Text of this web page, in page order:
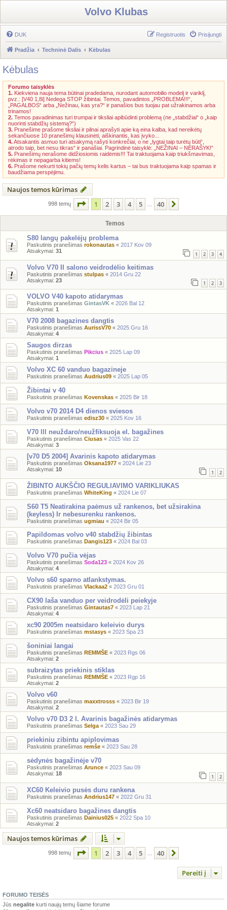
Volvo Klubas
DUK Prisijungti
Registruotis
Pradžia Techninė Dalis Kėbulas
Kėbulas
Forumo taisyklės
1. Kiekviena nauja tema būtinai pradedama, nurodant automobilio modelį ir variklį,
pvz.: [V40 1,8i] Nedega STOP žibintai. Temos, pavadintos „PROBLEMA!!!“,
„PAGALBOS“ arba „Nežinau, kas yra?“ ir panašios bus tuojau pat užrakinamos arba
trinamos!
2. Temos pavadinimas turi trumpai ir tiksliai apibūdinti problemą (ne „stabdžiai“ o „kaip
nuorinti stabdžių sistemą?“)
3. Pranešime prašome tiksliai ir pilnai aprašyti apie ką eina kalba, kad nereikėtų
sekančiuose 10 pranešimų klausinėti, aiškinantis, kas įvyko...
4.Atsakantis asmuo turi atsakymą rašyti konkrečiai, o ne „lygtai taip turėtų būti“,
atrodo taip, bet nesu tikras“ ir panašiai. Pagrindinė taisyklė: „NEŽINAI – NERAŠYK!“
5. Pranešimų nerašome didžiosiomis raidėmis!!! Tai traktuojama kaip triukšmavimas,
rėkimas ir nepagarba kitiems!
6. Prašome nekurti tokių pačių temų kelis kartus – tai bus traktuojama kaip spamas ir
baudžiama perspėjimu.
Naujos temos kūrimas
998 temų Puslapis 1iš 40
1 2 3 4 5 40
Temos
S80 langų pakelėjų problema
Paskutinis pranešimas rokonautas « 2017 Kov 09
Atsakymai: 31 1 2 3 4
Volvo V70 II salono veidrodėlio keitimas
Paskutinis pranešimas stulpas « 2014 Gru 22
Atsakymai: 23 1 2 3
VOLVO V40 kapoto atidarymas
Paskutinis pranešimas GintasVK « 2026 Bal 12
Atsakymai: 1
V70 2008 bagazines dangtis
Paskutinis pranešimas AurissV70 « 2025 Gru 16
Atsakymai: 4
Saugos dirzas
Paskutinis pranešimas Pikcius « 2025 Lap 09
Atsakymai: 1
Volvo XC 60 vanduo bagazineje
Paskutinis pranešimas Audrius09 « 2025 Lap 05
Žibintai v 40
Paskutinis pranešimas Kovenskas « 2025 Bir 18
Volvo v70 2014 D4 dienos sviesos
Paskutinis pranešimas edisz30 « 2025 Kov 16
V70 lll neuždaro/neužfiksuoja el. bagažines
Paskutinis pranešimas Ciusas « 2025 Vas 22
Atsakymai: 3
[v70 D5 2004] Avarinis kapoto atidarymas
Paskutinis pranešimas Oksana1977 « 2024 Lie 23
Atsakymai: 10 1 2
ŽIBINTO AUKŠČIO REGULIAVIMO VARIKLIUKAS
Paskutinis pranešimas WhiteKing « 2024 Lie 07
S60 T5 Neatirakina paėmus už rankenos, bet užsirakina
(keyless) Ir nebesurenku rankenos.
Paskutinis pranešimas ugmiau « 2024 Bir 05
Papildomas volvo v40 stabdžių žibintas
Paskutinis pranešimas Dangis123 « 2024 Bal 03
Volvo V70 pučia vėjas
Paskutinis pranešimas Soda123 « 2024 Kov 26
Atsakymai: 4
Volvo s60 sparno atlankstymas.
Paskutinis pranešimas Vlackaa2 « 2023 Gru 01
CX90 laša vanduo per veidrodėli peiekyje
Paskutinis pranešimas Gintautas7 « 2023 Lap 21
Atsakymai: 4
xc90 2005m neatsidaro keleivio durys
Paskutinis pranešimas mstasys « 2023 Spa 23
šoniniai langai
Paskutinis pranešimas REMMŠE « 2023 Rgs 06
Atsakymai: 2
subraizytas priekinis stiklas
Paskutinis pranešimas REMMŠE « 2023 Rgp 16
Atsakymai: 2
Volvo v60
Paskutinis pranešimas maxxtrosss « 2023 Bir 19
Atsakymai: 2
Volvo v70 D3 2 l. Avarinis bagažinės atidarymas
Paskutinis pranešimas Selga « 2023 Sau 29
priekiniu zibintu apiplovimas
Paskutinis pranešimas remše « 2023 Sau 28
sėdynės bagažinėje v70
Paskutinis pranešimas Arunce « 2023 Sau 09
Atsakymai: 18 1 2
XC60 Keleivio pusės duru rankena
Paskutinis pranešimas Andrius147 « 2022 Gru 31
Xc60 neatsidaro bagažines dangtis
Paskutinis pranešimas Dainius025 « 2022 Spa 10
Atsakymai: 2
Naujos temos kūrimas
998 temų Puslapis 1iš 40
1 2 3 4 5 40
Pereiti į
FORUMO TEISĖS
Jūs negalite kurti naujų temų šiame forume